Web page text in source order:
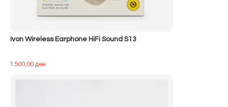
Ivon Wireless Earphone HiFi Sound S13
1.500,00ден